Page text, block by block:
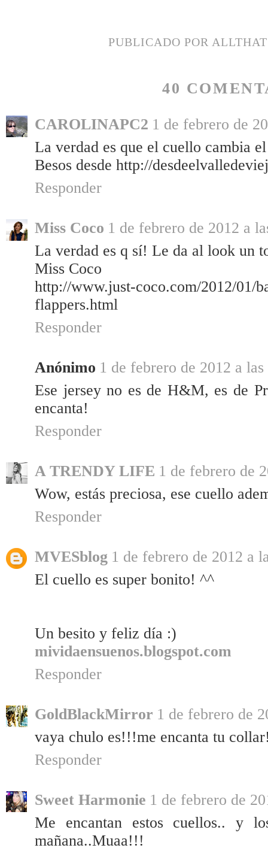
PUBLICADO POR
40
CAROLINAPC2 1 de febrero de
La verdad es que el cuello cambia
Besos desde http://
Responder
Miss Coco 1 de febrero de 2012 a
La verdad es q sí! Le da al look un
Miss Coco
http://www.just-coco.com/2012/01/
flappers.html
Responder
Anónimo 1 de febrero de 2012 a las
Ese jersey no es de H&M, es de
encanta!
Responder
A TRENDY LIFE 1 de febrero de
Wow, estás preciosa, ese cuello
Responder
MVESblog 1 de febrero de 2012 a
El cuello es super bonito! ^^
Un besito y feliz día :)
mividaensuenos.blogspot.com
Responder
GoldBlackMirror 1 de febrero de
vaya chulo es!!!me encanta tu
Responder
Sweet Harmonie 1 de febrero de
Me encantan estos cuellos.. y
mañana..Muaa!!!